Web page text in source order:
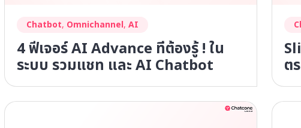
Chatbot, Omnichannel, AI
4 ฟีเจอร์ AI Advance ที่ต้องรู้ ! ใน
ระบบ รวมแชท และ AI Chatbot ต